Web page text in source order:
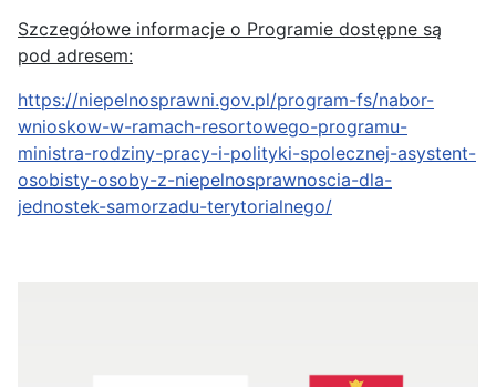
Szczegółowe informacje o Programie dostępne są
pod adresem:
https://niepelnosprawni.gov.pl/program-fs/nabor-
wnioskow-w-ramach-resortowego-programu-
ministra-rodziny-pracy-i-polityki-spolecznej-asystent-
osobisty-osoby-z-niepelnosprawnoscia-dla-
jednostek-samorzadu-terytorialnego/